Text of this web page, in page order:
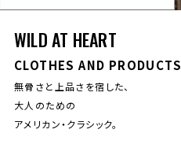
WILD AT HEART
CLOTHES AND PRODUCTS
無骨さと上品さを宿した、
大人のための
アメリカン・クラシック。